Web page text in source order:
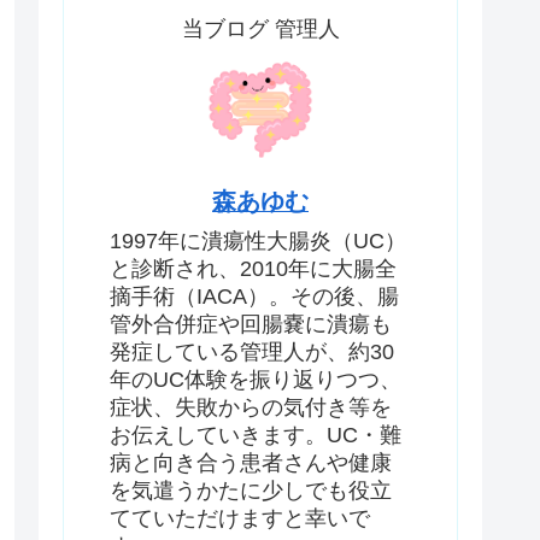
当ブログ 管理人
森あゆむ
1997年に潰瘍性大腸炎（UC）
と診断され、2010年に大腸全
摘手術（IACA）。その後、腸
管外合併症や回腸嚢に潰瘍も
発症している管理人が、約30
年のUC体験を振り返りつつ、
症状、失敗からの気付き等を
お伝えしていきます。UC・難
病と向き合う患者さんや健康
を気遣うかたに少しでも役立
てていただけますと幸いで